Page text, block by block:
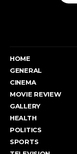
HOME
GENERAL
CINEMA
MOVIE REVIEW
GALLERY
HEALTH
POLITICS
SPORTS